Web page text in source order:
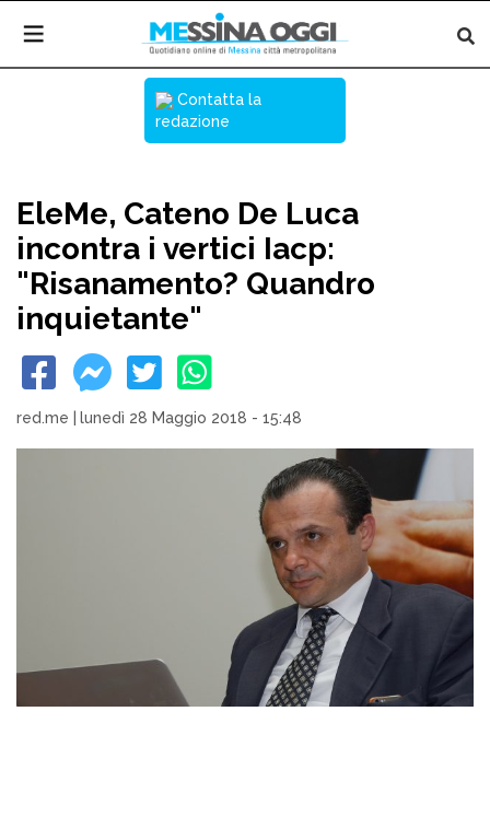
Contatta la
redazione
EleMe, Cateno De Luca
incontra i vertici Iacp:
"Risanamento? Quandro
inquietante"
red.me lunedì 28 Maggio 2018 - 15:48